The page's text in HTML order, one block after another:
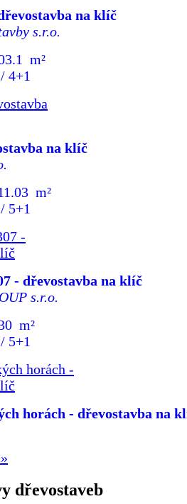
na klíč
s.r.o.
m²
4+1
na klíč
m²
5+1
- dřevostavba na klíč
s.r.o.
m²
5+1
horách - dřevostavba na
dřevostaveb